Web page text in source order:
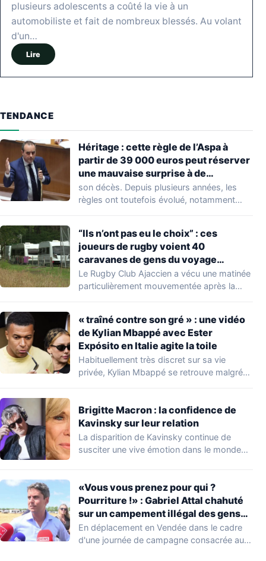
plusieurs adolescents a coûté la vie à un
automobiliste et fait de nombreux blessés. Au volant
d'un…
Lire
TENDANCE
Héritage : cette règle de l’Aspa à
partir de 39 000 euros peut réserver
une mauvaise surprise à de
nombreuses familles
son décès. Depuis plusieurs années, les
règles ont toutefois évolué, notamment
“Ils n’ont pas eu le choix” : ces
joueurs de rugby voient 40
caravanes de gens du voyage
s’installer dans leur stade, ils les
délogent en moins d’1 heure
Le Rugby Club Ajaccien a vécu une matinée
particulièrement mouvementée après la
« traîné contre son gré » : une vidéo
de Kylian Mbappé avec Ester
Expósito en Italie agite la toile
Habituellement très discret sur sa vie
privée, Kylian Mbappé se retrouve malgré
Brigitte Macron : la confidence de
Kavinsky sur leur relation
La disparition de Kavinsky continue de
susciter une vive émotion dans le monde
«Vous vous prenez pour qui ?
Pourriture !» : Gabriel Attal chahuté
sur un campement illégal des gens
du voyage
En déplacement en Vendée dans le cadre
d'une journée de campagne consacrée aux